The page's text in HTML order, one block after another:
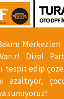
Dizel
tespit edip
azaltıyor,
sunuyoruz!